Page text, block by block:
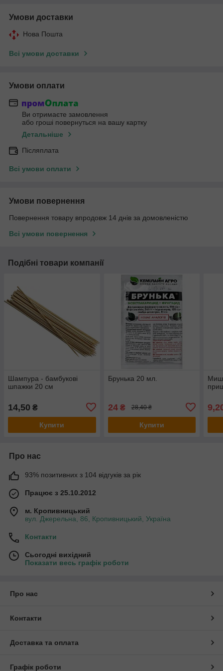
Умови доставки
Нова Пошта
Всі умови доставки
Умови оплати
Ви отримаєте замовлення
або гроші повернуться на вашу картку
Детальніше
Післяплата
Всі умови оплати
Умови повернення
Повернення товару впродовж 14 днів за домовленістю
Всі умови повернення
Подібні товари компанії
Шампура - бамбукові
шпажки 20 см
14,50 ₴
Купити
Брунька 20 мл.
24₴ 28,40 ₴
Купити
Про нас
93% позитивних з 104 відгуків за рік
Працює з 25.10.2012
м. Кропивницький
вул. Джерельна, 86, Кропивницький, Україна
Контакти
Сьогодні вихідний
Показати весь графік роботи
Про нас
Контакти
Доставка та оплата
Графік роботи